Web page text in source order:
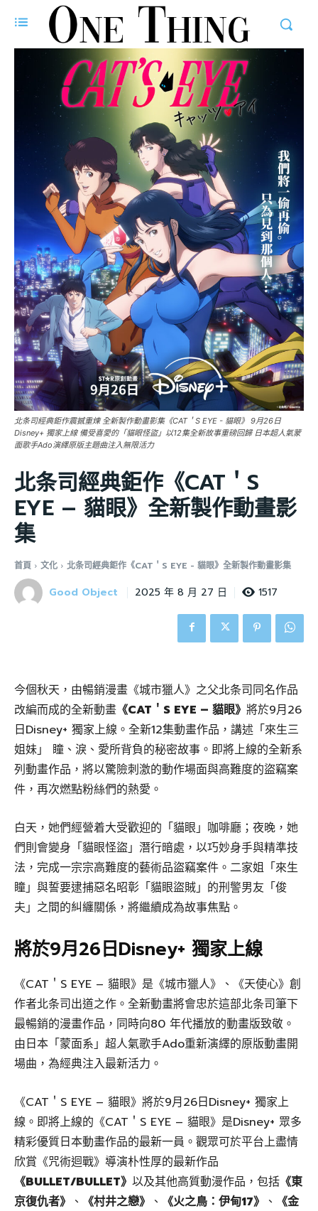
北条司經典鉅作震撼重煉 全新製作動畫影集《CAT＇S EYE - 貓眼》 9月26日
Disney+ 獨家上線 備受喜愛的「貓眼怪盜」以12集全新故事重磅回歸 日本超人氣蒙
面歌手Ado演繹原版主題曲注入無限活力
北条司經典鉅作《CAT＇S
EYE – 貓眼》全新製作動畫影
集
首頁 文化 北条司經典鉅作《CAT＇S EYE - 貓眼》全新製作動畫影集
Good Object 2025 年 8 月 27 日 1517
今個秋天，由暢銷漫畫《城市獵人》之父北条司同名作品
改編而成的全新動畫 《CAT＇S EYE – 貓眼》 將於9月26
日Disney+ 獨家上線。全新12集動畫作品，講述「來生三
姐妹」 瞳、淚、愛所背負的秘密故事。即將上線的全新系
列動畫作品，將以驚險刺激的動作場面與高難度的盜竊案
件，再次燃點粉絲們的熱愛。
白天，她們經營着大受歡迎的「貓眼」咖啡廳；夜晚，她
們則會變身「貓眼怪盜」潛行暗處，以巧妙身手與精準技
法，完成一宗宗高難度的藝術品盜竊案件。二家姐「來生
瞳」與誓要逮捕惡名昭彰「貓眼盜賊」的刑警男友「俊
夫」之間的糾纏關係，將繼續成為故事焦點。
將於9月26日Disney+ 獨家上線
《CAT＇S EYE – 貓眼》是《城市獵人》、《天使心》創
作者北条司出道之作。全新動畫將會忠於這部北条司筆下
最暢銷的漫畫作品，同時向80 年代播放的動畫版致敬。
由日本「蒙面系」超人氣歌手Ado重新演繹的原版動畫開
場曲，為經典注入最新活力。
《CAT＇S EYE – 貓眼》將於9月26日Disney+ 獨家上
線。即將上線的《CAT＇S EYE – 貓眼》是Disney+ 眾多
精彩優質日本動畫作品的最新一員。觀眾可於平台上盡情
欣賞《咒術迴戰》導演朴性厚的最新作品
《BULLET/BULLET》 以及其他高質動漫作品，包括 《東
京復仇者》 、 《村井之戀》 、 《火之鳥：伊甸17》 、 《金